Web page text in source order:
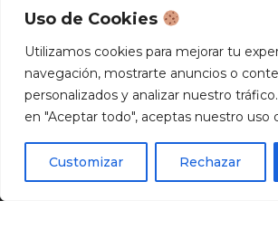
Uso de Cookies
Utilizamos cookies para mejorar tu
navegación, mostrarte anuncios o
personalizados y analizar nuestro
en "Aceptar todo", aceptas nuestro uso
Customizar Rechazar
Política De Cookies
Política De Privacidad
Copyright © 2026 Clínica
derechos reservados.
¿Quieres agendar una